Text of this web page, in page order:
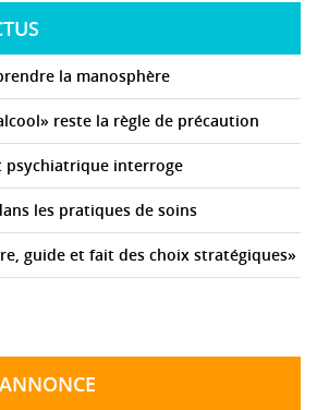
la manosphère
reste la règle de précaution
psychiatrique interroge
les pratiques de soins
guide et fait des choix stratégiques»